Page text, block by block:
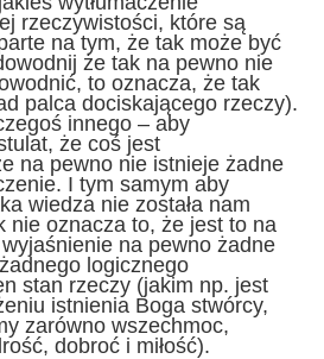
rzeczywistości, które są
na tym, że tak może być
że tak na pewno nie
to oznacza, że tak
palca dociskającego rzeczy).
innego – aby
że coś jest
na pewno nie istnieje żadne
I tym samym aby
wiedza nie została nam
nie oznacza to, że jest to na
na pewno żadne
logicznego
stan rzeczy (jakim np. jest
istnienia Boga stwórcy,
zarówno wszechmoc,
dobroć i miłość).